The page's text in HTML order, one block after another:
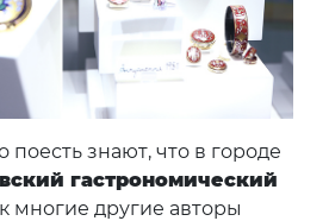
знают, что в городе
гастрономический
многие другие авторы